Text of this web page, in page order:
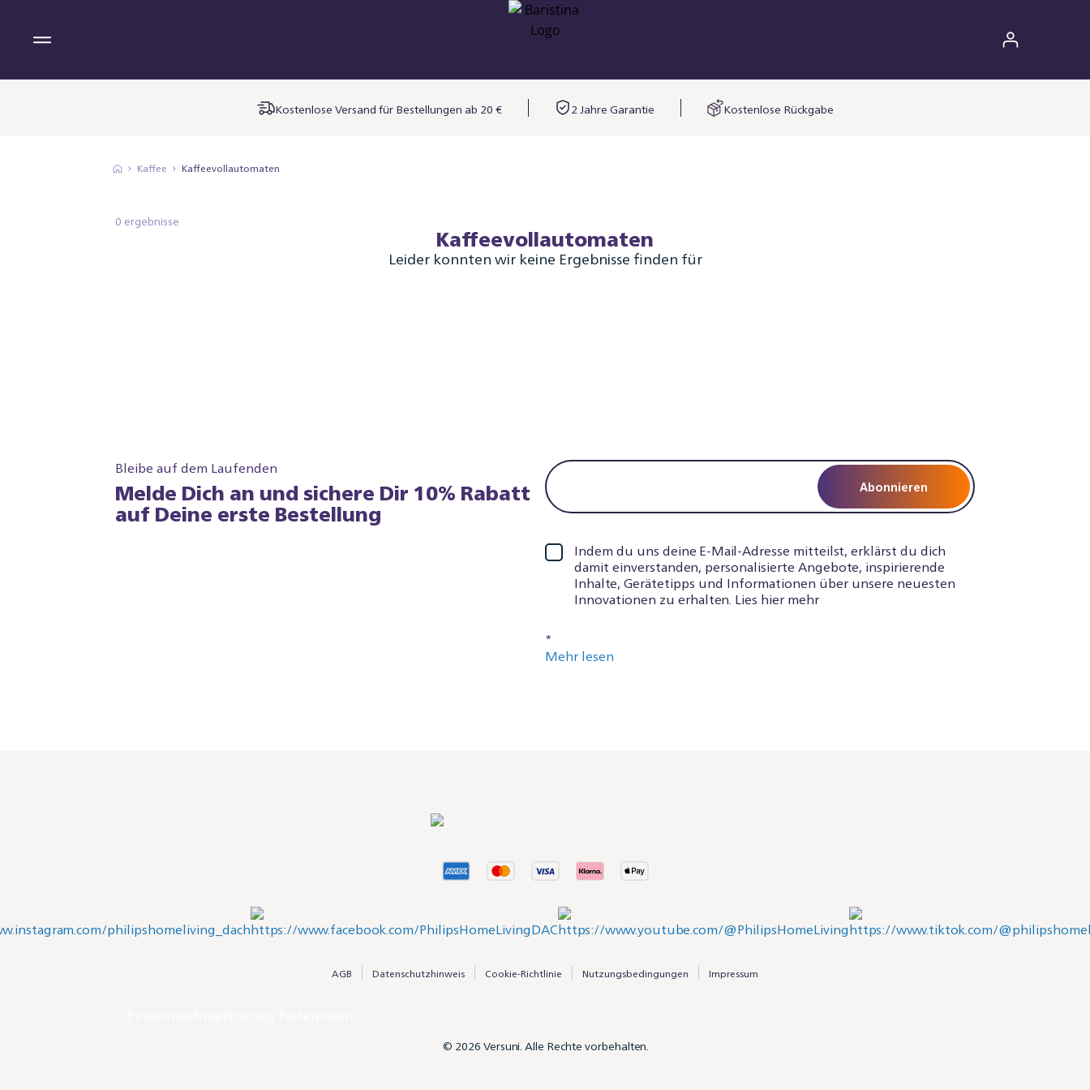
Kostenlose Versand für Bestellungen ab 20 € 2 Jahre Garantie Kostenlose Rückgabe
Kaffee Kaffeevollautomaten
0 ergebnisse
Kaffeevollautomaten
Leider konnten wir keine Ergebnisse finden für
Bleibe auf dem Laufenden
Melde Dich an und sichere Dir 10% Rabatt
auf Deine erste Bestellung
Abonnieren
Indem du uns deine E-Mail-Adresse mitteilst, erklärst du dich
damit einverstanden, personalisierte Angebote, inspirierende
Inhalte, Gerätetipps und Informationen über unsere neuesten
Innovationen zu erhalten. Lies hier mehr
*
Mehr lesen
AGB Datenschutzhinweis Cookie-Richtlinie Nutzungsbedingungen Impressum
© 2026 Versuni. Alle Rechte vorbehalten.